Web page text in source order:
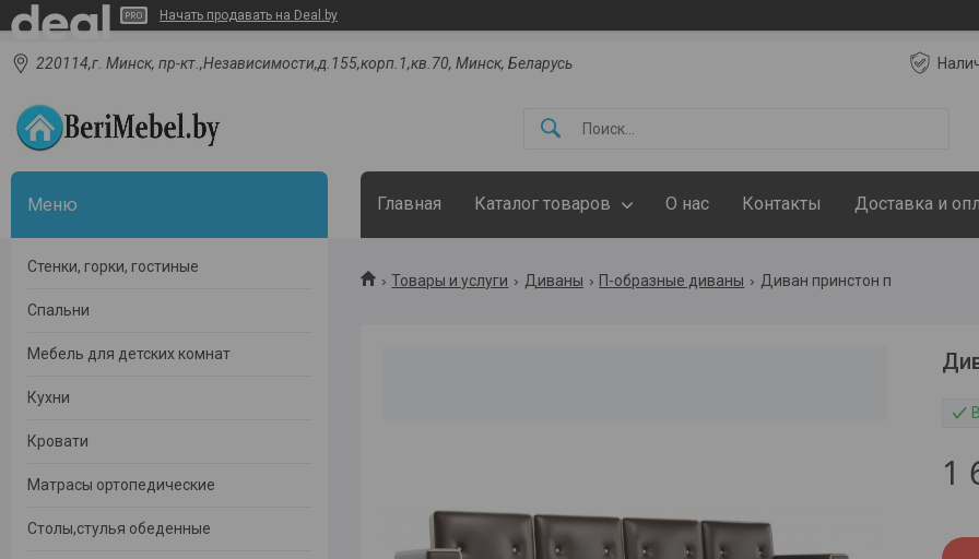
Начать продавать на Deal.by
220114,г. Минск, пр-кт.,Независимости,д.155,корп.1,кв.70, Минск, Беларусь
Главная Каталог товаров О нас Контакты Доставка и
Товары и услуги Диваны П-образные диваны Диван принстон п
1
Стенки, горки, гостиные
Спальни
Мебель для детских комнат
Кухни
Кровати
Матрасы ортопедические
Столы,стулья обеденные